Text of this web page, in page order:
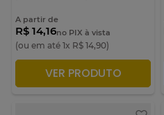
A partir de
R$ 14,16no PIX à vista
(ou em até 1x R$ 14,90)
ADICIONAR À SACOLA
VER PRODUTO